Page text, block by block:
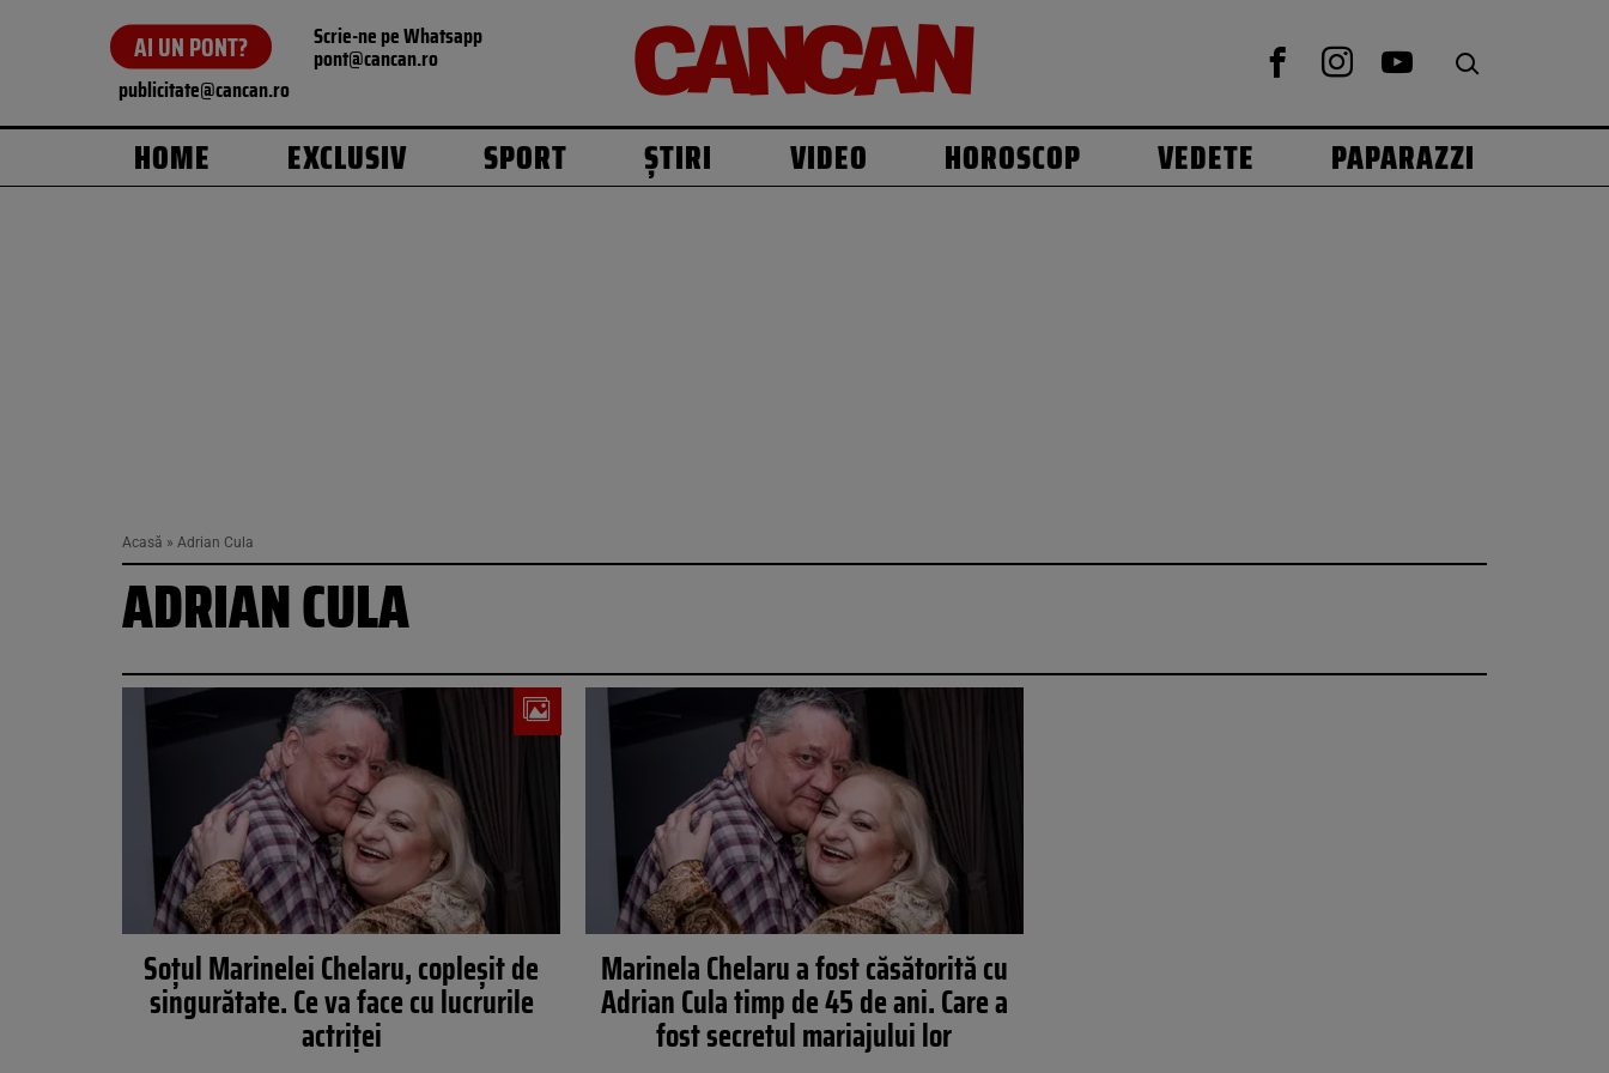
AI UN PONT? Scrie-ne pe Whatsapp
pont@cancan.ro
publicitate@cancan.ro
HOME EXCLUSIV SPORT ȘTIRI VIDEO HOROSCOP VEDETE PAPARAZZI
Acasă » Adrian Cula
ADRIAN CULA
Soțul Marinelei Chelaru, copleșit de
singurătate. Ce va face cu lucrurile
actriței
Marinela Chelaru a fost căsătorită cu
Adrian Cula timp de 45 de ani. Care a
fost secretul mariajului lor